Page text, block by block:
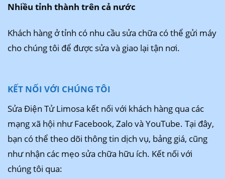
Nhiều tỉnh thành trên cả nước
Khách hàng ở tỉnh có nhu cầu sửa chữa có thể gửi máy
cho chúng tôi để được sửa và giao lại tận nơi.
KẾT NỐI VỚI CHÚNG TÔI
Sửa Điện Tử Limosa kết nối với khách hàng qua các
mạng xã hội như Facebook, Zalo và YouTube. Tại đây,
bạn có thể theo dõi thông tin dịch vụ, bảng giá, cũng
như nhận các mẹo sửa chữa hữu ích. Kết nối với
chúng tôi qua: